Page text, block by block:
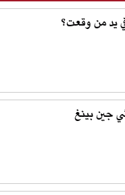
يد من وقعت؟
جين بينغ